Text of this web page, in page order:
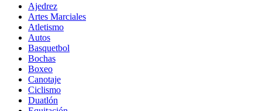
Ajedrez
Artes Marciales
Atletismo
Autos
Basquetbol
Bochas
Boxeo
Canotaje
Ciclismo
Duatlón